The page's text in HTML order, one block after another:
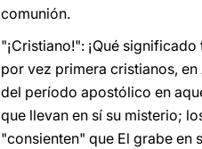
comunión.
"¡Cristiano!": ¡Qué
por vez primera cristianos,
del período apostólico en
que llevan en sí su misterio;
"consienten" que El grabe en